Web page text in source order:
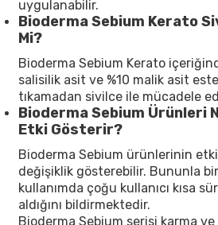
uygulanabilir.
Bioderma Sebium Kerato
Mi?
Bioderma Sebium Kerato
salisilik asit ve %10 malik asit
tıkamadan sivilce ile mücadele
Bioderma Sebium Ürünleri
Etki Gösterir?
Bioderma Sebium ürünlerinin
değişiklik gösterebilir. Bununla
kullanımda çoğu kullanıcı kısa
aldığını bildirmektedir.
Bioderma Sebium serisi karma